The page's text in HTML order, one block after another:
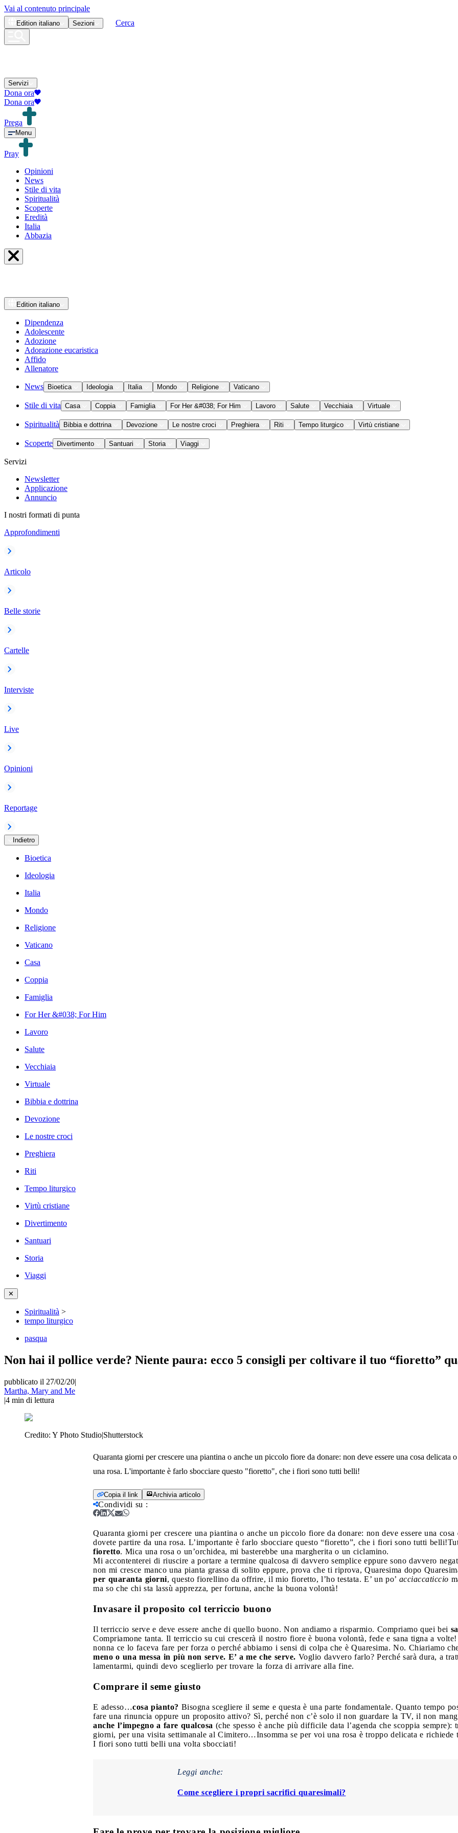
Vai al contenuto principale
Edition italiano Sezioni Cerca
Servizi
Dona ora
Dona ora
Prega
Menu
Pray
Opinioni
News
Stile di vita
Spiritualità
Scoperte
Eredità
Italia
Abbazia
Edition italiano
Dipendenza
Adolescente
Adozione
Adorazione eucaristica
Affido
Allenatore
News Bioetica Ideologia Italia Mondo Religione Vaticano
Stile di vita Casa Coppia Famiglia For Her &#038; For Him Lavoro Salute Vecchiaia Virtuale
Spiritualità Bibbia e dottrina Devozione Le nostre croci Preghiera Riti Tempo liturgico Virtù cristiane
Scoperte Divertimento Santuari Storia Viaggi
Servizi
Newsletter
Applicazione
Annuncio
I nostri formati di punta
Approfondimenti
Articolo
Belle storie
Cartelle
Interviste
Live
Opinioni
Reportage
Indietro
Bioetica
Ideologia
Italia
Mondo
Religione
Vaticano
Casa
Coppia
Famiglia
For Her &#038; For Him
Lavoro
Salute
Vecchiaia
Virtuale
Bibbia e dottrina
Devozione
Le nostre croci
Preghiera
Riti
Tempo liturgico
Virtù cristiane
Divertimento
Santuari
Storia
Viaggi
✕
Spiritualità >
tempo liturgico
pasqua
Non hai il pollice verde? Niente paura: ecco 5 consigli per coltivare il tuo “fioretto”
pubblicato il 27/02/20|
Martha, Mary and Me
|4 min di lettura
Credito: Y Photo Studio|Shutterstock
Quaranta giorni per crescere una piantina o anche un piccolo fiore da donare: non deve essere una cosa delicata
una rosa. L'importante è farlo sbocciare questo "fioretto", che i fiori sono tutti belli!
Copia il link Archivia articolo
Condividi su :
Quaranta giorni per crescere una piantina o anche un piccolo fiore da donare: non deve essere una
dovete partire da una rosa. L’importante è farlo sbocciare questo “fioretto”, che i fiori sono tutti belli!
fioretto. Mica una rosa o un’orchidea, mi basterebbe una margherita o un ciclamino.
Mi accontenterei di riuscire a portare a termine qualcosa di davvero semplice eppure sono davvero
non mi cresce manco una pianta grassa di solito eppure, prova che ti riprova, Quaresima dopo
per quaranta giorni, questo fiorellino da offrire, il mio fioretto, l’ho testata. E’ un po’ acciaccaticcio
ma so che chi sta lassù apprezza, per fortuna, anche la buona volontà!
Invasare il proposito col terriccio buono
Il terriccio serve e deve essere anche di quello buono. Non andiamo a risparmio. Compriamo quei bei
Compriamone tanta. Il terriccio su cui crescerà il nostro fiore è buona volontà, fede e sana tigna a
nonna ce lo faceva fare per forza o perché abbiamo i sensi di colpa che è Quaresima. No. Chiariamo
meno o una messa in più non serve. E’ a me che serve. Voglio davvero farlo? Perché sarà dura, a
lamentarmi, quindi devo sceglierlo per trovare la forza di arrivare alla fine.
Comprare il seme giusto
E adesso…cosa pianto? Bisogna scegliere il seme e questa è una parte fondamentale. Quanto tempo
fare una rinuncia oppure un proposito attivo? Sì, perché non c’è solo il non guardare la TV, il non
anche l’impegno a fare qualcosa (che spesso è anche più difficile data l’agenda che scoppia
giorni, per una visita settimanale al Cimitero…Insomma se per voi una rosa è troppo delicata e richiede
I fiori sono tutti belli una volta sbocciati!
Leggi anche:
Come scegliere i propri sacrifici quaresimali?